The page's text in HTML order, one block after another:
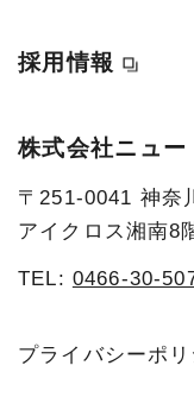
採用情報
株式会社ニュー
〒251-0041 神奈
アイクロス湘南8
TEL: 0466-30-
プライバシーポリ